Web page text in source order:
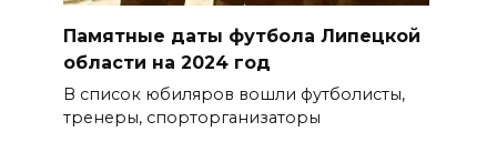
Памятные даты футбола Липецкой
области на 2024 год
В список юбиляров вошли футболисты,
тренеры, спорторганизаторы